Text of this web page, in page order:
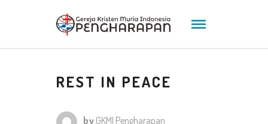
REST IN PEACE
by GKMI Pengharapan